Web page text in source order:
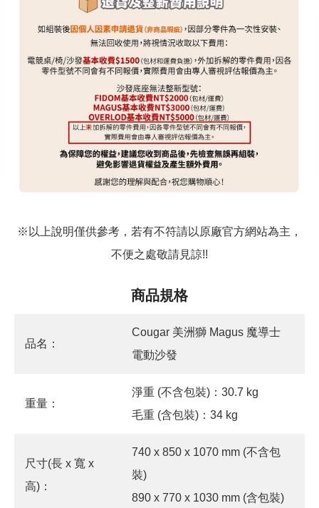
※以上說明僅供參考，若有不符請以原廠官方網站為主，
不便之處敬請見諒!!
商品規格
品名：
Cougar 美洲獅 Magus 魔導士
電動沙發
重量：
淨重 (不含包裝)：30.7 kg
毛重 (含包裝)：34 kg
尺寸(長 x 寬 x
高)：
740 x 850 x 1070 mm (不含包
裝)
890 x 770 x 1030 mm (含包裝)